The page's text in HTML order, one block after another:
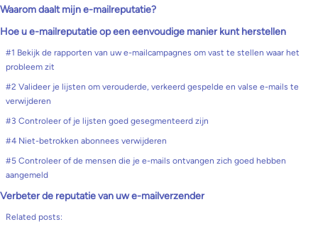
Waarom daalt mijn e-mailreputatie?
Hoe u e-mailreputatie op een eenvoudige manier kunt herstellen
#1 Bekijk de rapporten van uw e-mailcampagnes om vast te stellen waar het
probleem zit
#2 Valideer je lijsten om verouderde, verkeerd gespelde en valse e-mails te
verwijderen
#3 Controleer of je lijsten goed gesegmenteerd zijn
#4 Niet-betrokken abonnees verwijderen
#5 Controleer of de mensen die je e-mails ontvangen zich goed hebben
aangemeld
Verbeter de reputatie van uw e-mailverzender
Related posts: